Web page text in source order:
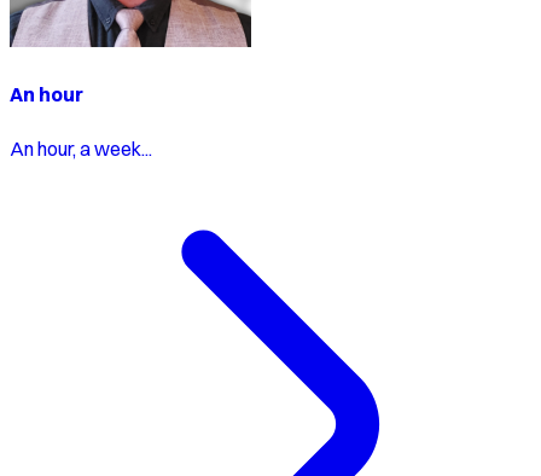
An hour
An hour, a week...